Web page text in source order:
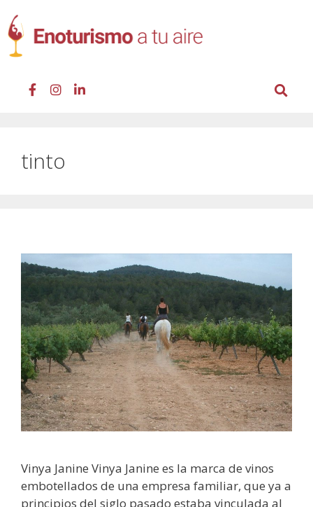
tinto
Vinya Janine Vinya Janine es la marca de vinos
embotellados de una empresa familiar, que ya a
principios del siglo pasado estaba vinculada al